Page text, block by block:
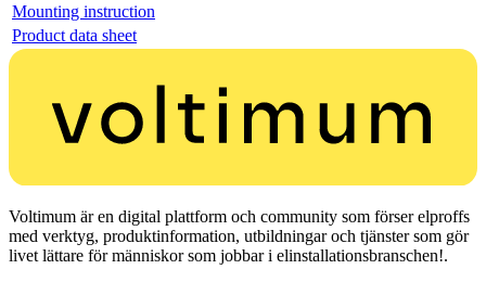
Mounting instruction
Product data sheet
Voltimum är en digital plattform och community som förser elproffs
med verktyg, produktinformation, utbildningar och tjänster som gör
livet lättare för människor som jobbar i elinstallationsbranschen!.